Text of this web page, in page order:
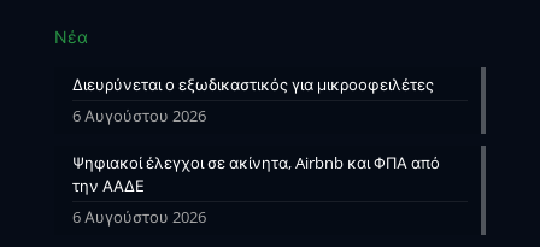
Νέα
Διευρύνεται ο εξωδικαστικός για μικροοφειλέτες
6 Αυγούστου 2026
Ψηφιακοί έλεγχοι σε ακίνητα, Airbnb και ΦΠΑ από
την ΑΑΔΕ
6 Αυγούστου 2026